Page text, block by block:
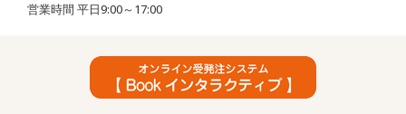
営業時間 平日9:00～17:00